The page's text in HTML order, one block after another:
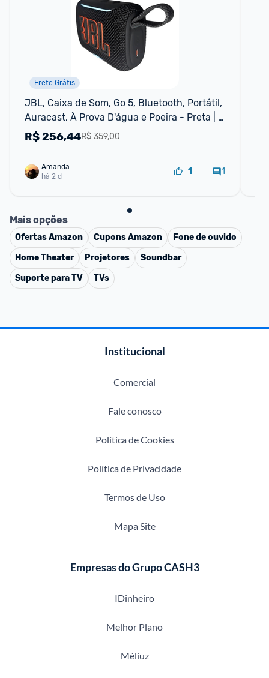
Frete Grátis
JBL, Caixa de Som, Go 5, Bluetooth, Portátil,
Auracast, À Prova D'água e Poeira - Preta |
Auracast, À Prova D'água, À Prova de Poeira
R$ 359,00
R$256,44
Amanda
há 2 d
1 1
Mais opções
OfertasAmazon CuponsAmazon
Fone de ouvido
Home Theater
Projetores
Soundbar
Suporte para TV
TVs
Institucional
Comercial
Fale conosco
Política de Cookies
Política de Privacidade
Termos de Uso
Mapa Site
Empresas do Grupo CASH3
IDinheiro
Melhor Plano
Méliuz